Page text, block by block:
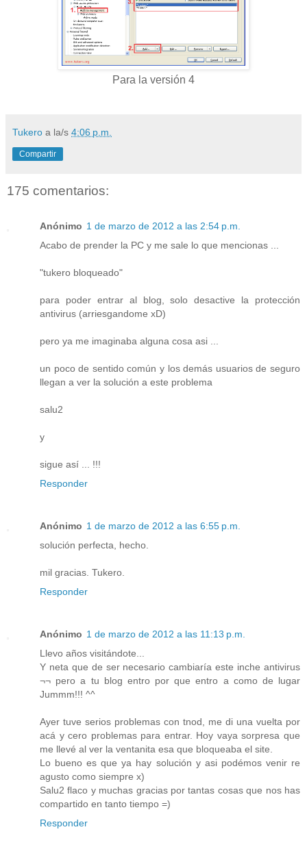
Para la versión 4
Tukero a la/s 4:06 p.m.
Compartir
175 comentarios:
Anónimo 1 de marzo de 2012 a las 2:54 p.m.
Acabo de prender la PC y me sale lo que mencionas ...
"tukero bloqueado"
para poder entrar al blog, solo desactive la protección
antivirus (arriesgandome xD)
pero ya me imaginaba alguna cosa asi ...
un poco de sentido común y los demás usuarios de seguro
llegan a ver la solución a este problema
salu2
y
sigue así ... !!!
Responder
Anónimo 1 de marzo de 2012 a las 6:55 p.m.
solución perfecta, hecho.
mil gracias. Tukero.
Responder
Anónimo 1 de marzo de 2012 a las 11:13 p.m.
Llevo años visitándote...
Y neta que de ser necesario cambiaría este inche antivirus
¬¬ pero a tu blog entro por que entro a como de lugar
Jummm!!! ^^
Ayer tuve serios problemas con tnod, me di una vuelta por
acá y cero problemas para entrar. Hoy vaya sorpresa que
me llevé al ver la ventanita esa que bloqueaba el site.
Lo bueno es que ya hay solución y asi podémos venir re
agusto como siempre x)
Salu2 flaco y muchas gracias por tantas cosas que nos has
compartido en tanto tiempo =)
Responder